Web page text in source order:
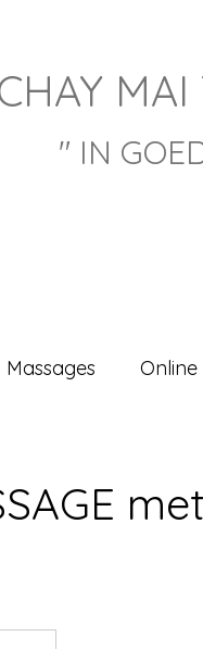
MAI
" IN
Massages